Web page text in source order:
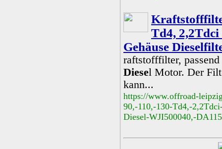
Td4,
Gehäuse
raftstofffilter,
Diesel Motor. Der
kann...
https://www.offroad-
90,-110,-130-Td4,-
Diesel-WJI500040,-